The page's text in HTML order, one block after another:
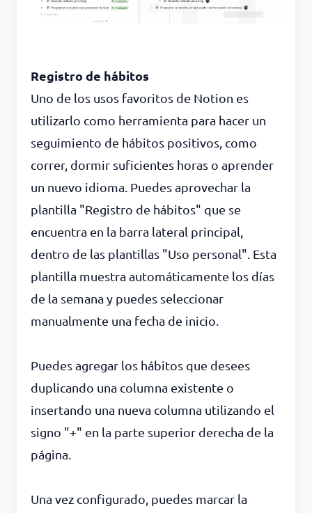
Registro de hábitos
Uno de los usos favoritos de Notion es
utilizarlo como herramienta para hacer un
seguimiento de hábitos positivos, como
correr, dormir suficientes horas o aprender
un nuevo idioma. Puedes aprovechar la
plantilla "Registro de hábitos" que se
encuentra en la barra lateral principal,
dentro de las plantillas "Uso personal". Esta
plantilla muestra automáticamente los días
de la semana y puedes seleccionar
manualmente una fecha de inicio.
Puedes agregar los hábitos que desees
duplicando una columna existente o
insertando una nueva columna utilizando el
signo "+" en la parte superior derecha de la
página.
Una vez configurado, puedes marcar la